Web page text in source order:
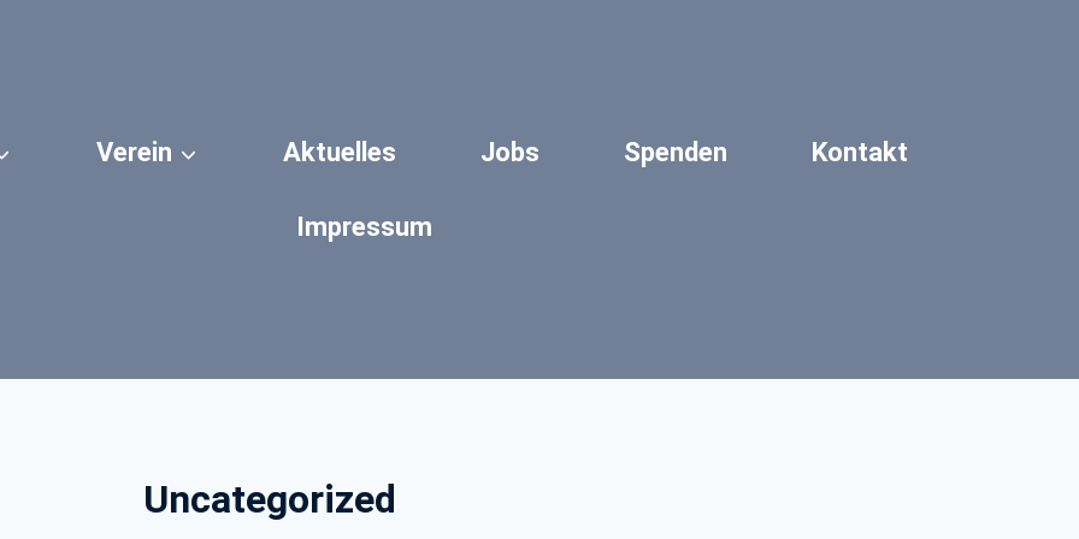
Verein Aktuelles Jobs Spenden Kontakt
Impressum
Uncategorized